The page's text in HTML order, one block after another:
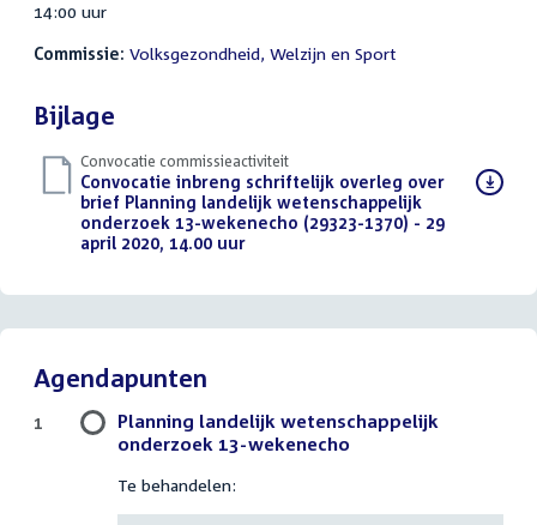
14:00 uur
Commissie: Volksgezondheid, Welzijn en Sport
Bijlage
Convocatie commissieactiviteit
Download
bestand:
Convocatie inbreng schriftelijk overleg over
brief Planning landelijk wetenschappelijk
onderzoek 13-wekenecho (29323-1370) - 29
april 2020, 14.00 uur(PDF)
Agendapunten
Planning landelijk wetenschappelijk
onderzoek 13-wekenecho
Te behandelen:
1